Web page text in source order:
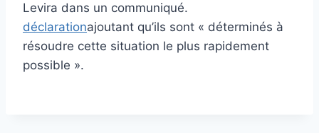
Levira dans un communiqué.
déclarationajoutant qu’ils sont « déterminés à
résoudre cette situation le plus rapidement
possible ».